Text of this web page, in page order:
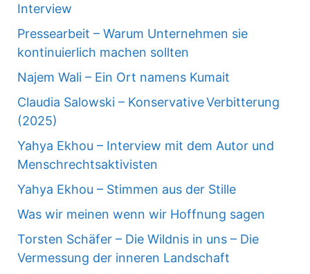
Interview
Pressearbeit – Warum Unternehmen sie
kontinuierlich machen sollten
Najem Wali – Ein Ort namens Kumait
Claudia Salowski – Konservative Verbitterung
(2025)
Yahya Ekhou – Interview mit dem Autor und
Menschrechtsaktivisten
Yahya Ekhou – Stimmen aus der Stille
Was wir meinen wenn wir Hoffnung sagen
Torsten Schäfer – Die Wildnis in uns – Die
Vermessung der inneren Landschaft